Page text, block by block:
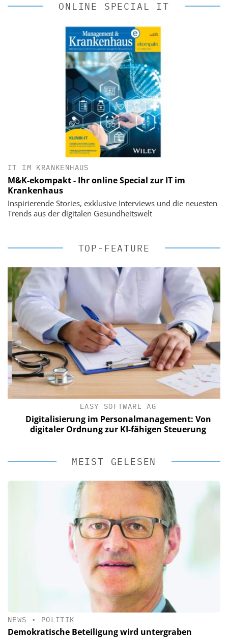
ONLINE SPECIAL IT
IT IM KRANKENHAUS
M&K-ekompakt - Ihr online Special zur IT im
Krankenhaus
Inspirierende Stories, exklusive Interviews und die neuesten
Trends aus der digitalen Gesundheitswelt
TOP-FEATURE
EASY SOFTWARE AG
Digitalisierung im Personalmanagement: Von
digitaler Ordnung zur KI-fähigen Steuerung
MEIST GELESEN
NEWS • POLITIK
Demokratische Beteiligung wird untergraben